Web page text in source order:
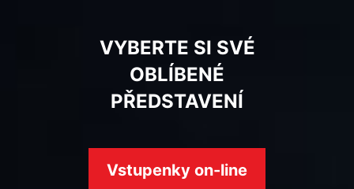
VYBERTE SI SVÉ
OBLÍBENÉ
PŘEDSTAVENÍ
Vstupenky on-line